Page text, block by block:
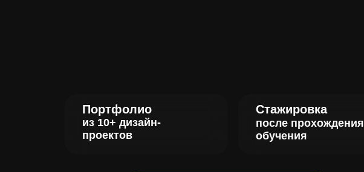
Портфолио
из 10+ дизайн-
проектов
Стажировка
после прохождения
обучения